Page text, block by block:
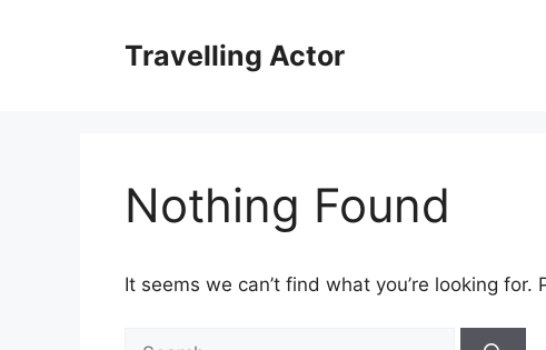
Travelling Actor
Nothing Found
It seems we can’t find what you’re looking for.